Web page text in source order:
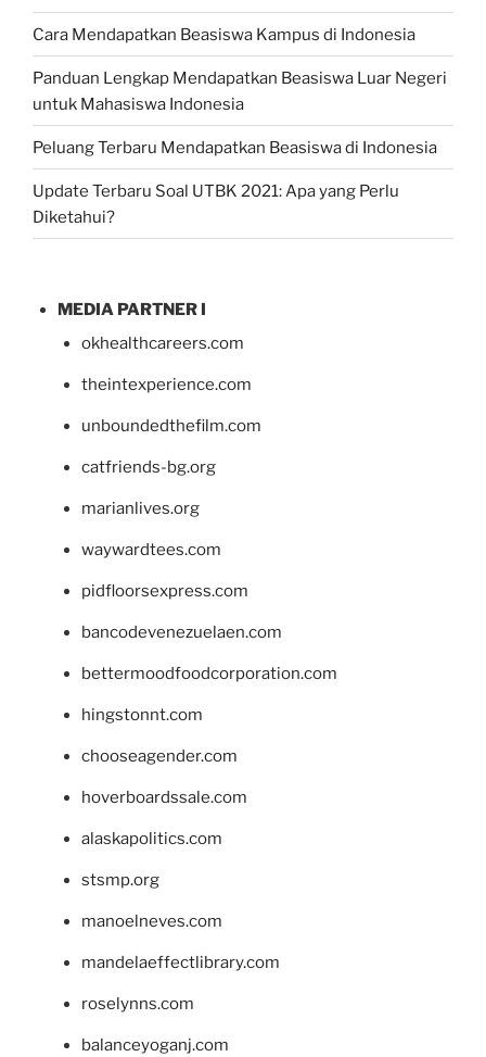
Cara Mendapatkan Beasiswa Kampus di Indonesia
Panduan Lengkap Mendapatkan Beasiswa Luar Negeri
untuk Mahasiswa Indonesia
Peluang Terbaru Mendapatkan Beasiswa di Indonesia
Update Terbaru Soal UTBK 2021: Apa yang Perlu
Diketahui?
MEDIA PARTNER I
okhealthcareers.com
theintexperience.com
unboundedthefilm.com
catfriends-bg.org
marianlives.org
waywardtees.com
pidfloorsexpress.com
bancodevenezuelaen.com
bettermoodfoodcorporation.com
hingstonnt.com
chooseagender.com
hoverboardssale.com
alaskapolitics.com
stsmp.org
manoelneves.com
mandelaeffectlibrary.com
roselynns.com
balanceyoganj.com